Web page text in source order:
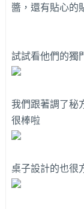
醬，還有貼心的
試試看他們的獨
我們跟著調了秘
很棒啦
桌子設計的也很